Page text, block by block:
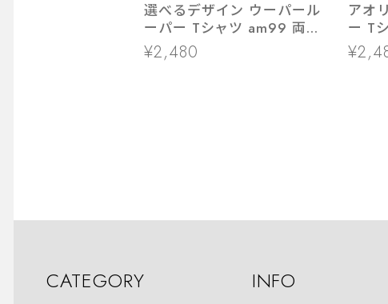
選べるデザイン ウーパール
ーパー Tシャツ am99 両生
類 アニマル
¥2,480
アオ
ー T
ルア
グ 餌
CATEGORY INFO